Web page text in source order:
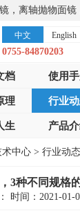
，离轴抛物面镜
，激光器，光
中文 English
0755-84870203
档 使用
理 行业
生 产品
术中心 > 行业动态
3种不同规格
时间：2021-01-